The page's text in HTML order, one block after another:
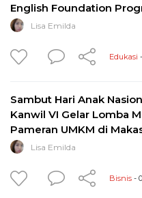
English Foundation
Lisa Emilda
Edukasi
Sambut Hari Anak
Kanwil VI Gelar Lomba
Pameran UMKM di
Lisa Emilda
Bisnis -